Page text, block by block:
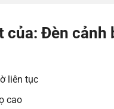
của: Đèn cảnh
liên tục
cao